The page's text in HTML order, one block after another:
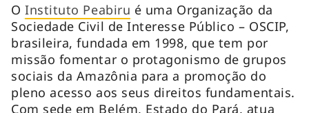
OInstituto Peabiru é uma Organização da
Sociedade Civil de Interesse Público – OSCIP,
brasileira, fundada em 1998, que tem por
missão fomentar o protagonismo de grupos
sociais da Amazônia para a promoção do
pleno acesso aos seus direitos fundamentais.
Com sede em Belém, Estado do Pará, atua